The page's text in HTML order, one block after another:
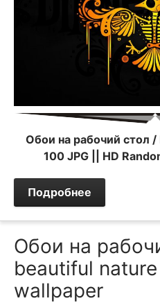
Обои на рабочий стол
100 JPG || HD
Подробнее
Обои на
beautiful
wallpaper